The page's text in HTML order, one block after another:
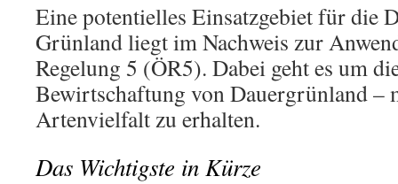
Eine potentielles Einsatzgebiet für die
Grünland liegt im Nachweis zur
Regelung 5 (ÖR5). Dabei geht es um
Bewirtschaftung von Dauergrünland –
Artenvielfalt zu erhalten.
Das Wichtigste in Kürze